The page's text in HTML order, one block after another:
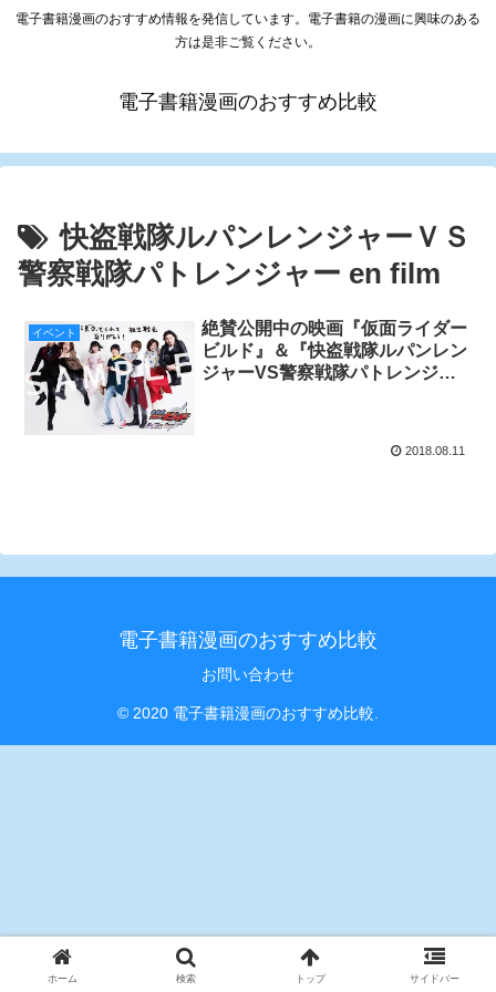
電子書籍漫画のおすすめ情報を発信しています。電子書籍の漫画に興味のある
方は是非ご覧ください。
電子書籍漫画のおすすめ比較
快盗戦隊ルパンレンジャーＶＳ
警察戦隊パトレンジャー en film
イベント
絶賛公開中の映画『仮面ライダー
ビルド』＆『快盗戦隊ルパンレン
ジャーVS警察戦隊パトレンジャ
2018.08.11
電子書籍漫画のおすすめ比較
お問い合わせ
© 2020 電子書籍漫画のおすすめ比較.
ホーム 検索 トップ サイドバー